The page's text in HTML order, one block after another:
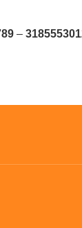
–